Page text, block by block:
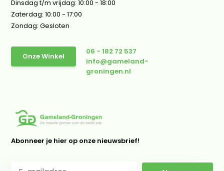
Dinsdag t/m vrijdag: 10:00 - 18:00
Zaterdag: 10:00 - 17:00
Zondag: Gesloten
Onze Winkel
06 - 182 72 537
info@gameland-
groningen.nl
Abonneer je hier op onze nieuwsbrief!